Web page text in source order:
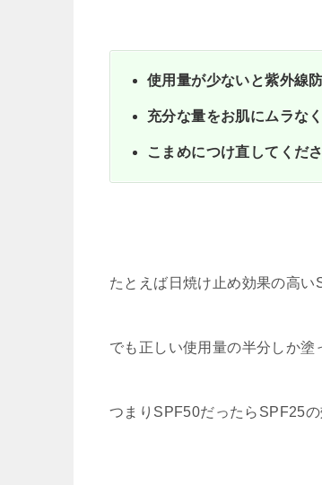
使用量が少ないと紫外線
充分な量をお肌にムラな
こまめにつけ直してくだ
たとえば日焼け止め効果の高い
でも正しい使用量の半分しか塗
つまりSPF50だったらSPF25